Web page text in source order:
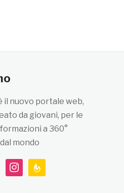
il nuovo portale web,
da giovani, per le
a 360°
mondo
instagramfeedburner